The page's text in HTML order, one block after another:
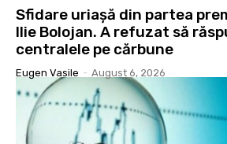
Sfidare uriașă din partea
Ilie Bolojan. A refuzat să
centralele pe cărbune
Eugen Vasile - August 6, 2026